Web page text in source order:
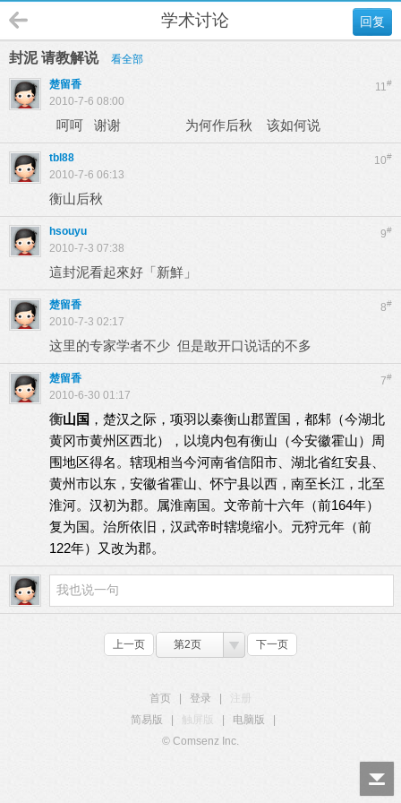
回复
学术讨论
封泥 请教解说 看全部
11#
楚留香
2010-7-6 08:00
呵呵 谢谢 为何作后秋 该如何说
10#
tbl88
2010-7-6 06:13
衡山后秋
9#
hsouyu
2010-7-3 07:38
這封泥看起來好「新鮮」
8#
楚留香
2010-7-3 02:17
这里的专家学者不少 但是敢开口说话的不多
7#
楚留香
2010-6-30 01:17
衡山国 ，楚汉之际， 项羽 以秦衡山郡置国，都邾（今湖北
黄冈市黄州区西北），以境内包有衡山（今安徽霍山）周
围地区得名。辖现相当今河南省信阳市、 湖北省红安县
黄州市以东， 安徽省霍山、怀宁县以西，南至长江 ，北至
淮河。汉初为郡。属淮南国。文帝前十六年（前164年）
复为国。治所依旧，汉武帝时辖境缩小。元狩元年（前
122年）又改为郡。
上一页 第2页 下一页
首页 登录
注册
简易版
触屏版 电脑版
© Comsenz Inc.